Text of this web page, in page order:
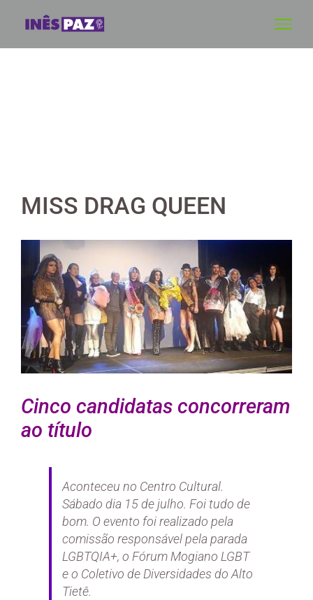
MISS DRAG QUEEN
View
Larger
Image
Cinco candidatas concorreram
ao título
Aconteceu no Centro Cultural.
Sábado dia 15 de julho. Foi tudo de
bom. O evento foi realizado pela
comissão responsável pela parada
LGBTQIA+, o Fórum Mogiano LGBT
e o Coletivo de Diversidades do Alto
Tietê.